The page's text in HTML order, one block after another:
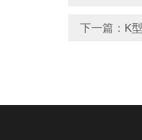
下一篇： K